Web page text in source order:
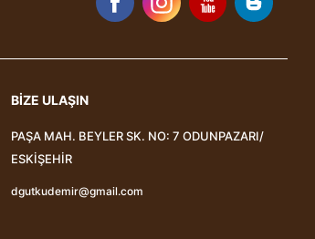
BİZE ULAŞIN
PAŞA MAH. BEYLER SK. NO: 7 ODUNPAZARI/
ESKİŞEHİR
dgutkudemir@gmail.com